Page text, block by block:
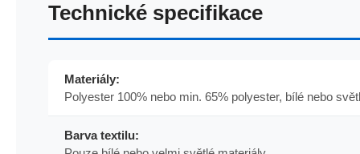
Technické specifikace
Materiály:
Polyester 100% nebo min. 65% polyester, bílé nebo
Barva textilu: